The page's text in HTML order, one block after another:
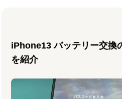
iPhone13 バッテリー交換
を紹介